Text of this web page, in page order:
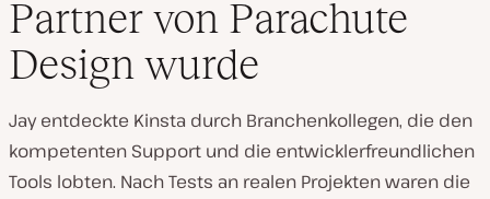
Partner von Parachute
Design wurde
Jay entdeckte Kinsta durch Branchenkollegen, die den
kompetenten Support und die entwicklerfreundlichen
Tools lobten. Nach Tests an realen Projekten waren die